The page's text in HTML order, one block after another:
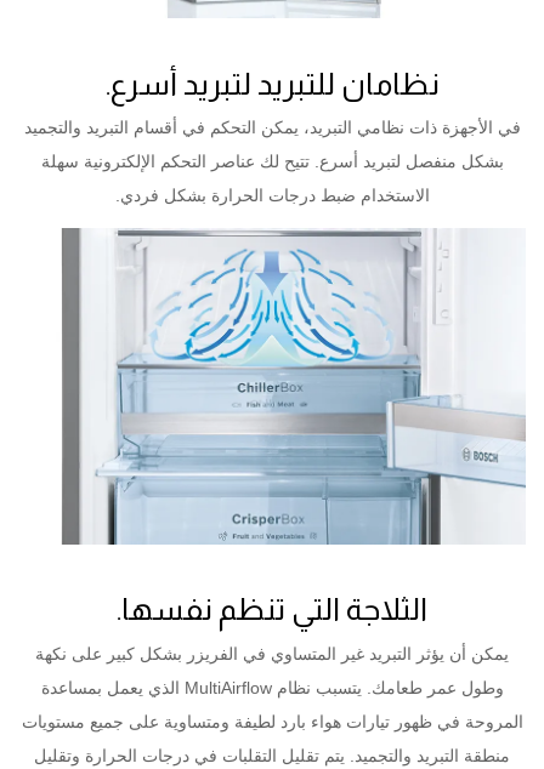
نظامان للتبريد لتبريد أسرع.
في الأجهزة ذات نظامي التبريد، يمكن التحكم في أقسام التبريد والتجميد
بشكل منفصل لتبريد أسرع. تتيح لك عناصر التحكم الإلكترونية سهلة
الاستخدام ضبط درجات الحرارة بشكل فردي.
الثلاجة التي تنظم نفسها.
يمكن أن يؤثر التبريد غير المتساوي في الفريزر بشكل كبير على نكهة
وطول عمر طعامك. يتسبب نظام MultiAirflow الذي يعمل بمساعدة
المروحة في ظهور تيارات هواء بارد لطيفة ومتساوية على جميع مستويات
منطقة التبريد والتجميد. يتم تقليل التقلبات في درجات الحرارة وتقليل